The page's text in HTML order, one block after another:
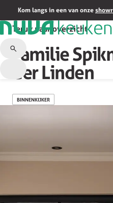
Kom langs in een van onze
Terug naar overzicht
Familie
der Linden
BINNENKIJKER